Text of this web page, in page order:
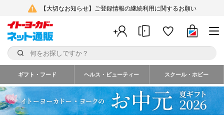
【大切なお知らせ】ご登録情報の継続利用に関するお願い
ギフト・フード ヘルス・ビューティー スクール・ホビー